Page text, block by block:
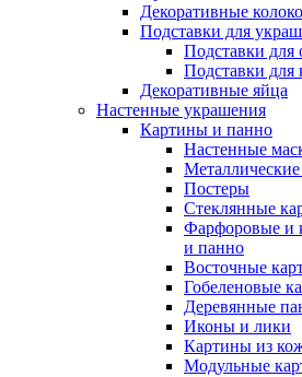
Декоративные
Подставки для
Подставки для
Подставки для
Декоративные яйца
Настенные украшения
Картины и панно
Настенные
Постеры
Стеклянные
Фарфоровые и
и панно
Восточные
Гобеленовые
Деревянные
Иконы и лики
Картины из
Модульные